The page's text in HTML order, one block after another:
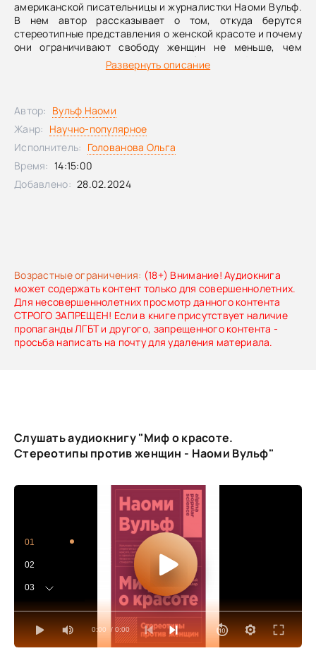
американской писательницы и журналистки Наоми Вульф.
В нем автор рассказывает о том, откуда берутся
стереотипные представления о женской красоте и почему
они ограничивают свободу женщин не меньше, чем
патриархальное «домашнее рабство». Физическое
совершенство становится для женщин навязчивой идеей,
поскольку приносит в жертву общепринятому стандарту
внешности свою природную красоту, здоровье, энергию,
сексуальность, а порой и жизнь. Автор утверждает, что в
современном мире женщина сама способна решать, как
она хочет жить и выглядеть, без оглядки на диктат
безжалостного «мифа о красоте». Несомненно, книга
день это самое громкое, цитируемое и обсуждаемое
феминистское произведение.
Развернуть описание
Возрастные ограничения: (18+) Внимание! Аудиокнига
может содержать контент только для совершеннолетних.
Для несовершеннолетних просмотр данного контента
СТРОГО ЗАПРЕЩЕН! Если в книге присутствует наличие
пропаганды ЛГБТ и другого, запрещенного контента -
просьба написать на почту для удаления материала.
Автор: Вульф Наоми
Жанр: Научно-популярное
Исполнитель: Голованова Ольга
Время: 14:15:00
Добавлено: 28.02.2024
Слушать аудиокнигу "Миф о красоте.
Стереотипы против женщин - Наоми Вульф"
0:00 / 0:00
01
02
03
04